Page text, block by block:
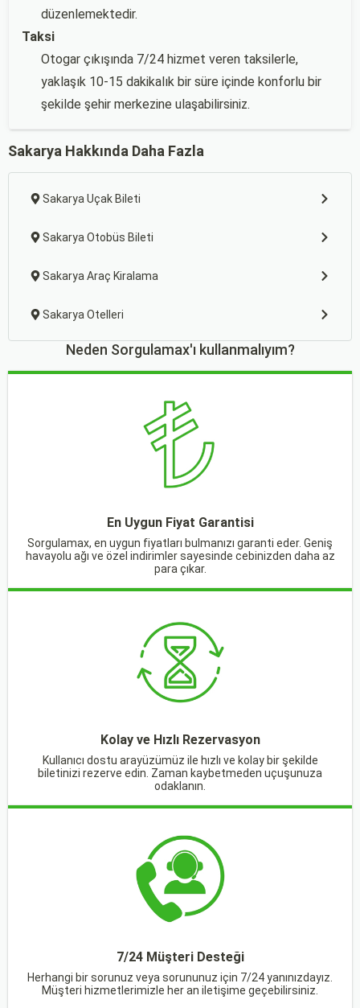
düzenlemektedir.
Taksi
Otogar çıkışında 7/24 hizmet veren taksilerle,
yaklaşık 10-15 dakikalık bir süre içinde konforlu bir
şekilde şehir merkezine ulaşabilirsiniz.
Sakarya Hakkında Daha Fazla
Sakarya Uçak Bileti
Sakarya Otobüs Bileti
Sakarya Araç Kiralama
Sakarya Otelleri
Neden Sorgulamax'ı kullanmalıyım?
En Uygun Fiyat Garantisi
Sorgulamax, en uygun fiyatları bulmanızı garanti eder. Geniş
havayolu ağı ve özel indirimler sayesinde cebinizden daha az
para çıkar.
Kolay ve Hızlı Rezervasyon
Kullanıcı dostu arayüzümüz ile hızlı ve kolay bir şekilde
biletinizi rezerve edin. Zaman kaybetmeden uçuşunuza
odaklanın.
7/24 Müşteri Desteği
Herhangi bir sorunuz veya sorununuz için 7/24 yanınızdayız.
Müşteri hizmetlerimizle her an iletişime geçebilirsiniz.